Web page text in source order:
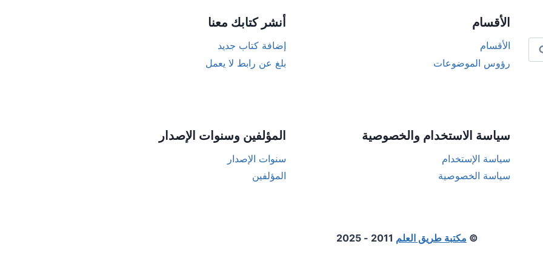
الأقسام
الأقسام
رؤوس الموضوعات
أنشر كتابك معنا
إضافة كتاب جديد
بلغ عن رابط لا يعمل
سياسة الاستخدام والخصوصية
سياسة الإستخدام
سياسة الخصوصية
المؤلفين وسنوات الإصدار
سنوات الإصدار
المؤلفين
© مكتبة طريق العلم